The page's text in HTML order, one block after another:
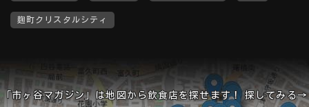
麹町クリスタルシティ
「市ヶ谷マガジン」は地図から飲食店を探せます！ 探してみる→